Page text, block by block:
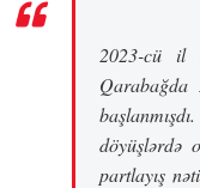
2023-cü il
Qarabağda
döyüşlərdə
partlayış